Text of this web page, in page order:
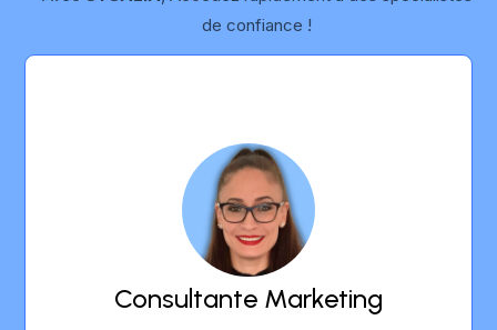
, Accédez rapidement à des spécialistes
de confiance !
Chef de projet
8 ans d’expérience en gestion de marques B2C